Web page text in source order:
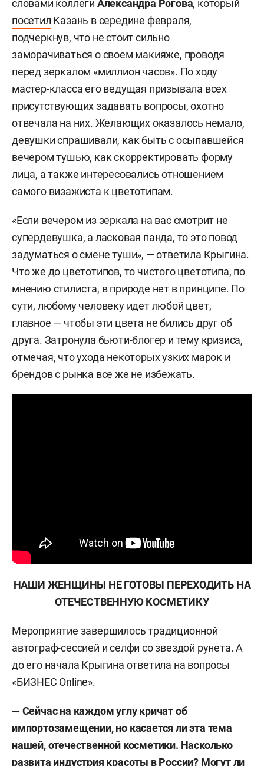
словами коллеги Александра Рогова, который
посетил Казань в середине февраля,
подчеркнув, что не стоит сильно
заморачиваться о своем макияже, проводя
перед зеркалом «миллион часов». По ходу
мастер-класса его ведущая призывала всех
присутствующих задавать вопросы, охотно
отвечала на них. Желающих оказалось немало,
девушки спрашивали, как быть с осыпавшейся
вечером тушью, как скорректировать форму
лица, а также интересовались отношением
самого визажиста к цветотипам.
«Если вечером из зеркала на вас смотрит не
супердевушка, а ласковая панда, то это повод
задуматься о смене туши», — ответила Крыгина.
Что же до цветотипов, то чистого цветотипа, по
мнению стилиста, в природе нет в принципе. По
сути, любому человеку идет любой цвет,
главное — чтобы эти цвета не бились друг об
друга. Затронула бьюти-блогер и тему кризиса,
отмечая, что ухода некоторых узких марок и
брендов с рынка все же не избежать.
НАШИ ЖЕНЩИНЫ НЕ ГОТОВЫ ПЕРЕХОДИТЬ НА
ОТЕЧЕСТВЕННУЮ КОСМЕТИКУ
Мероприятие завершилось традиционной
автограф-сессией и селфи со звездой рунета. А
до его начала Крыгина ответила на вопросы
«БИЗНЕС Online».
— Сейчас на каждом углу кричат об
импортозамещении, но касается ли эта тема
нашей, отечественной косметики. Насколько
развита индустрия красоты в России? Могут ли